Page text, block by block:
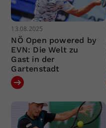
13.08.2025
NÖ Open powered by
EVN: Die Welt zu
Gast in der
Gartenstadt